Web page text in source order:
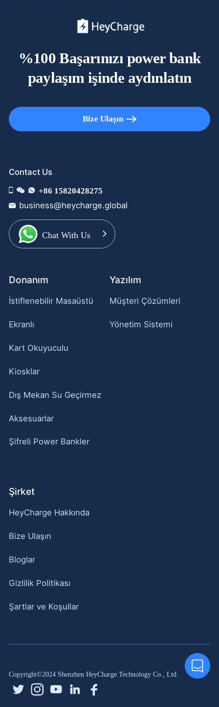
%100 Başarınızı power bank
paylaşım işinde aydınlatın
Bize Ulaşın
Contact Us
+86 15820428275
business@heycharge.global
Chat With Us
Donanım
İstiflenebilir Masaüstü
Ekranlı
Kart Okuyuculu
Kiosklar
Dış Mekan Su Geçirmez
Aksesuarlar
Şifreli Power Bankler
Yazılım
Müşteri Çözümleri
Yönetim Sistemi
Şirket
HeyCharge Hakkında
Bize Ulaşın
Bloglar
Gizlilik Politikası
Şartlar ve Koşullar
Copyright©2024 Shenzhen HeyCharge Technology Co., Ltd.